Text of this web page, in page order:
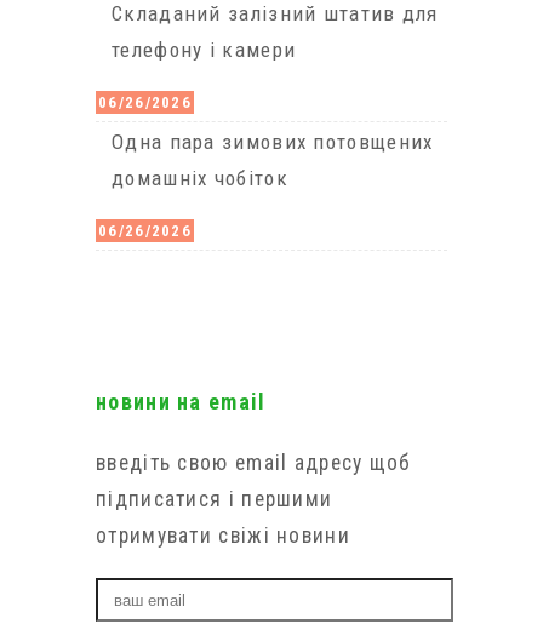
Cкладаний залізний штатив для
телефону і камери
06/26/2026
Одна пара зимових потовщених
домашніх чобіток
06/26/2026
новини на email
введіть свою email адресу щоб
підписатися і першими
отримувати свіжі новини
ваш